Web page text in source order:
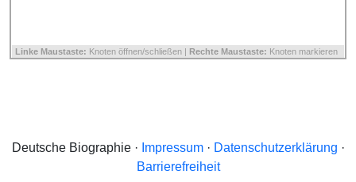
Linke Maustaste: Knoten öffnen/schließen | Rechte Maustaste: Knoten markieren
Deutsche Biographie · Impressum· Datenschutzerklärung ·
Barrierefreiheit